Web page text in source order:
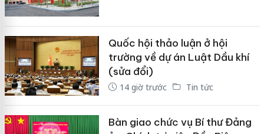
Quốc hội thảo luận ở hội
trường về dự án Luật Dầu khí
(sửa đổi)
14 giờ trước Tin tức
Bàn giao chức vụ Bí thư Đảng